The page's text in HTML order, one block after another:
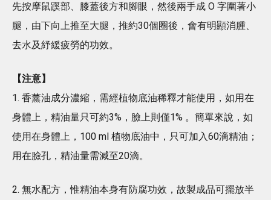
先按摩鼠蹊部、膝蓋後方和腳眼，然後兩手成 O 字圍著小
腿，由下向上推至大腿，推約30個圈後，會有明顯消腫、
去水及紓緩疲勞的功效。
【注意】
1. 香薰油成分濃縮，需經植物底油稀釋才能使用，如用在
身體上，精油量只可約3%，臉上則僅1% 。簡單來說，如
使用在身體上，100 ml 植物底油中，只可加入60滴精油；
用在臉孔，精油量需減至20滴。
2. 無水配方，惟精油本身有防腐功效，故製成品可擺放半